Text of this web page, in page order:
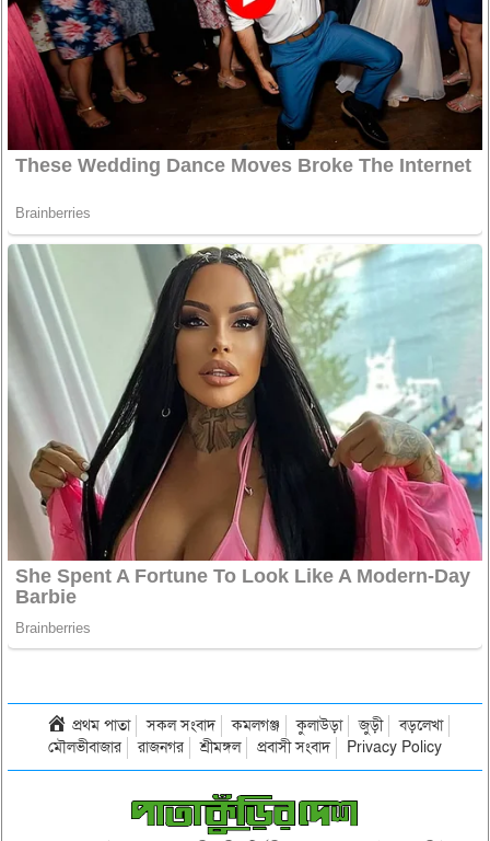
প্রথম পাতা সকল সংবাদ কমলগঞ্জ কুলাউড়া জুড়ী
বড়লেখা
মৌলভীবাজার
রাজনগর শ্রীমঙ্গল প্রবাসী সংবাদ Privacy Policy